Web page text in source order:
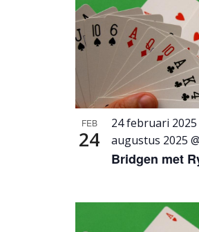
of
events
in
Photo
View
FEB
24
Bridgen met
24 februari 2025
augustus 2025